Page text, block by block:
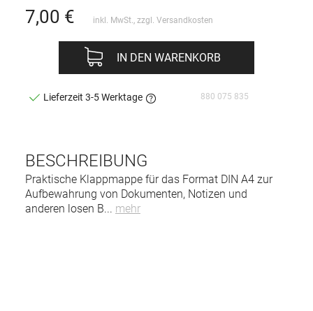
BESCHREIBUNG
Praktische Klappmappe für das Format DIN A4 zur
Aufbewahrung von Dokumenten, Notizen und
anderen losen B... mehr
7,00 € inkl. MwSt., zzgl. Versandkosten
IN DEN WARENKORB
Lieferzeit 3-5 Werktage 880 075 835